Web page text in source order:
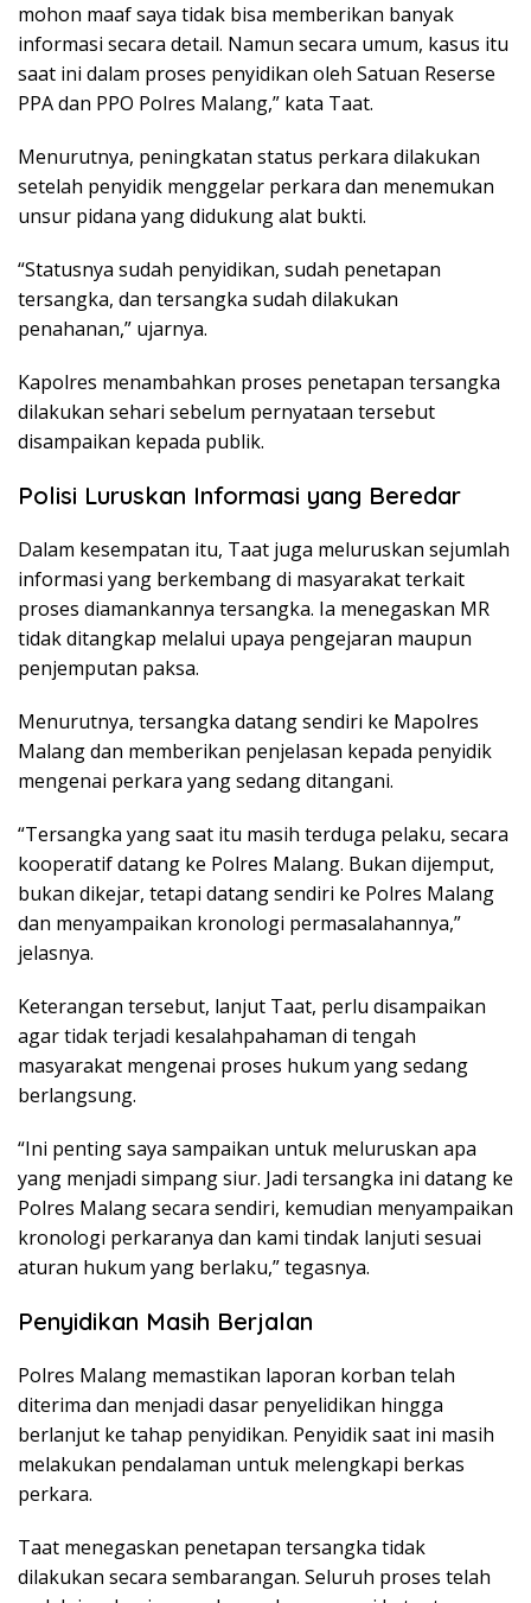
mohon maaf saya tidak bisa memberikan banyak
informasi secara detail. Namun secara umum, kasus itu
saat ini dalam proses penyidikan oleh Satuan Reserse
PPA dan PPO Polres Malang,” kata Taat.
Menurutnya, peningkatan status perkara dilakukan
setelah penyidik menggelar perkara dan menemukan
unsur pidana yang didukung alat bukti.
“Statusnya sudah penyidikan, sudah penetapan
tersangka, dan tersangka sudah dilakukan
penahanan,” ujarnya.
Kapolres menambahkan proses penetapan tersangka
dilakukan sehari sebelum pernyataan tersebut
disampaikan kepada publik.
Polisi Luruskan Informasi yang Beredar
Dalam kesempatan itu, Taat juga meluruskan sejumlah
informasi yang berkembang di masyarakat terkait
proses diamankannya tersangka. Ia menegaskan MR
tidak ditangkap melalui upaya pengejaran maupun
penjemputan paksa.
Menurutnya, tersangka datang sendiri ke Mapolres
Malang dan memberikan penjelasan kepada penyidik
mengenai perkara yang sedang ditangani.
“Tersangka yang saat itu masih terduga pelaku, secara
kooperatif datang ke Polres Malang. Bukan dijemput,
bukan dikejar, tetapi datang sendiri ke Polres Malang
dan menyampaikan kronologi permasalahannya,”
jelasnya.
Keterangan tersebut, lanjut Taat, perlu disampaikan
agar tidak terjadi kesalahpahaman di tengah
masyarakat mengenai proses hukum yang sedang
berlangsung.
“Ini penting saya sampaikan untuk meluruskan apa
yang menjadi simpang siur. Jadi tersangka ini datang ke
Polres Malang secara sendiri, kemudian menyampaikan
kronologi perkaranya dan kami tindak lanjuti sesuai
aturan hukum yang berlaku,” tegasnya.
Penyidikan Masih Berjalan
Polres Malang memastikan laporan korban telah
diterima dan menjadi dasar penyelidikan hingga
berlanjut ke tahap penyidikan. Penyidik saat ini masih
melakukan pendalaman untuk melengkapi berkas
perkara.
Taat menegaskan penetapan tersangka tidak
dilakukan secara sembarangan. Seluruh proses telah